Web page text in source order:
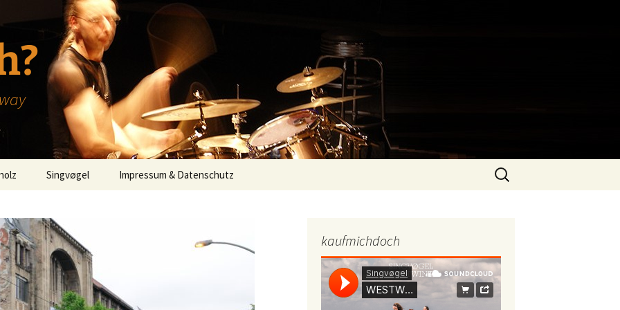
Singvøgel Impressum & Datenschutz
Suchen
nach:
kaufmichdoch